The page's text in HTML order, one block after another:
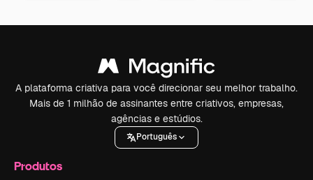
A plataforma criativa para você direcionar seu melhor trabalho.
Mais de 1 milhão de assinantes entre criativos, empresas,
agências e estúdios.
Português
Produtos